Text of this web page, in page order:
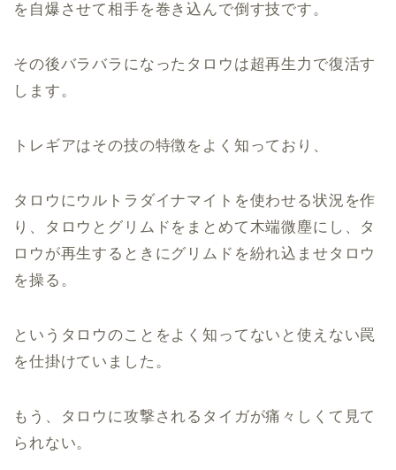
を自爆させて相手を巻き込んで倒す技です。
その後バラバラになったタロウは超再生力で復活す
します。
トレギアはその技の特徴をよく知っており、
タロウにウルトラダイナマイトを使わせる状況を作
り、タロウとグリムドをまとめて木端微塵にし、タ
ロウが再生するときにグリムドを紛れ込ませタロウ
を操る。
というタロウのことをよく知ってないと使えない罠
を仕掛けていました。
もう、タロウに攻撃されるタイガが痛々しくて見て
られない。